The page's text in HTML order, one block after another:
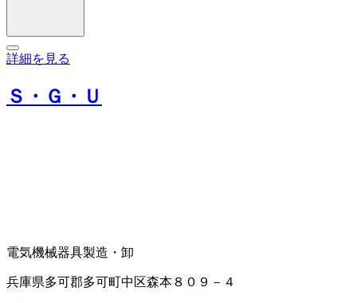
詳細を見る
Ｓ・Ｇ・Ｕ
電気機械器具製造・卸
兵庫県多可郡多可町中区森本８０９－４